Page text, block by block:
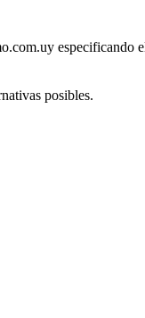
especificando
posibles.